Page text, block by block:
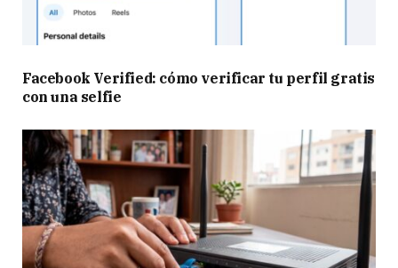
Facebook Verified: cómo verificar tu perfil gratis
con una selfie